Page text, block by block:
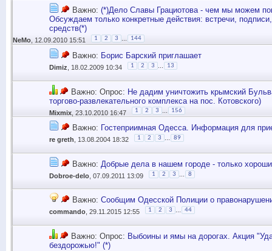
Важно: (*)Дело Славы Грациотова - чем мы можем
Обсуждаем только конкретные действия: встречи,
средств(*)
NeMo , 12.09.2010 15:51 1 2 3 144
Важно: Борис Барский приглашает
Dimiz , 18.02.2009 10:34 1 2 3 13
Важно: Опрос: Не дадим уничтожить крымский
торгово-развлекательного комплекса на пос. Котовского)
Mixmix , 23.10.2010 16:47 1 2 3 156
Важно: Гостеприимная Одесса. Информация для
re greth , 13.08.2004 18:32 1 2 3 89
Важно: Добрые дела в нашем городе - только
Dobroe-delo , 07.09.2011 13:09 1 2 3 8
Важно: Сообщим Одесской Полиции о
commando , 29.11.2015 12:55 1 2 3 44
Важно: Опрос: Выбоины и ямы на дорогах. Акция
бездорожью!" (*)